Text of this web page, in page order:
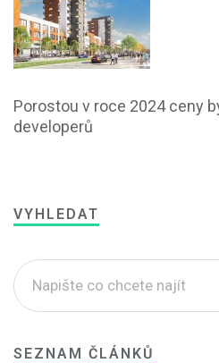
Porostou v roce 2024 ceny
developerů
VYHLEDAT
SEZNAM ČLÁNKŮ